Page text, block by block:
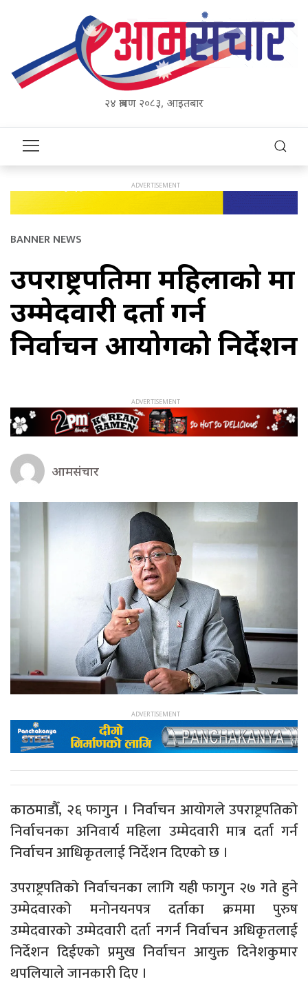
२४ श्रावण २०८३, आइतबार
BANNER NEWS
उपराष्ट्रपतिमा महिलाको मात्र
उम्मेदवारी दर्ता गर्न
निर्वाचन आयोगको निर्देशन
आमसंचार
काठमाडौँ, २६ फागुन । निर्वाचन आयोगले उपराष्ट्रपतिको
निर्वाचनका अनिवार्य महिला उम्मेदवारी मात्र दर्ता गर्न
निर्वाचन आधिकृतलाई निर्देशन दिएको छ ।
उपराष्ट्रपतिको निर्वाचनका लागि यही फागुन २७ गते हुने
उम्मेदवारको मनोनयनपत्र दर्ताका क्रममा पुरुष
उम्मेदवारको उम्मेदवारी दर्ता नगर्न निर्वाचन अधिकृतलाई
निर्देशन दिईएको प्रमुख निर्वाचन आयुक्त दिनेशकुमार
थपलियाले जानकारी दिए ।